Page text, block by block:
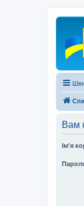
Вам
Ім'я